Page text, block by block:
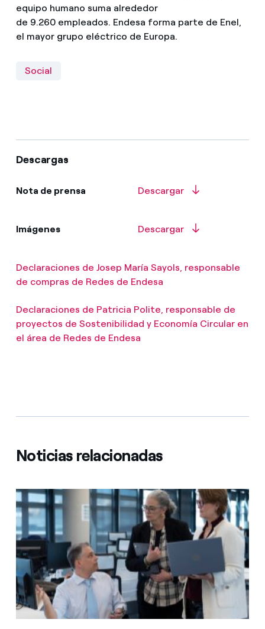
equipo humano suma alrededor
de 9.260 empleados. Endesa forma parte de Enel,
el mayor grupo eléctrico de Europa.
Social
Descargas
Nota de prensa Descargar
Imágenes Descargar
Declaraciones de Josep María Sayols, responsable
de compras de Redes de Endesa
Declaraciones de Patricia Polite, responsable de
proyectos de Sostenibilidad y Economía Circular en
el área de Redes de Endesa
Noticias relacionadas